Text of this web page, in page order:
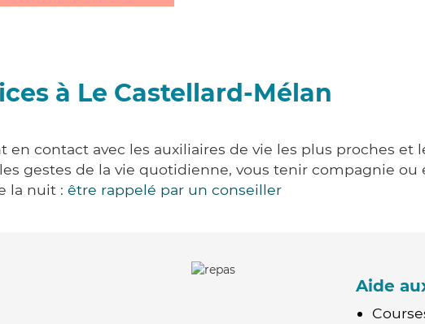
à Le Castellard-Mélan
contact avec les auxiliaires de vie les plus proches et
gestes de la vie quotidienne, vous tenir compagnie ou
la nuit : être rappelé par un conseiller
Aide